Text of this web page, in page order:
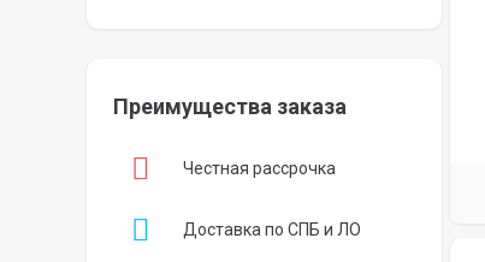
Преимущества заказа
Честная рассрочка
Доставка по СПБ и ЛО